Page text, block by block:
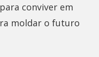
conviver em
moldar o futuro